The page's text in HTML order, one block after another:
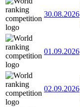
30.08.2026
01.09.2026
02.09.2026